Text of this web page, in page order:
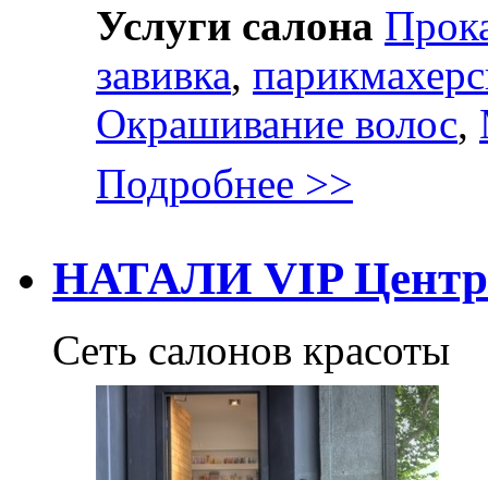
Услуги салона
завивка,
Окрашивание волос,
Подробнее >>
НАТАЛИ VIP Центр
Сеть салонов красоты